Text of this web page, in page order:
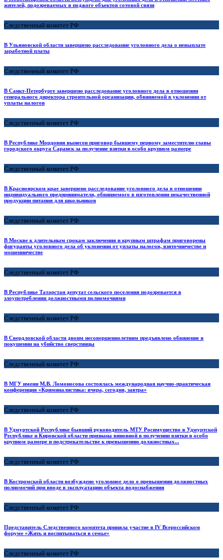
жителей, подозреваемых в поджоге объектов сотовой связи
Следственный комитет РФ
В Ульяновской области завершено расследование уголовного дела о невыплате
заработной платы
Следственный комитет РФ
В Санкт-Петербурге завершено расследование уголовного дела в отношении
генерального директора строительной организации, обвиняемой в уклонении от
уплаты налогов
Следственный комитет РФ
В Республике Мордовия вынесен приговор бывшему первому заместителю главы
городского округа Саранск за получение взятки в особо крупном размере
Следственный комитет РФ
В Красноярском крае завершено расследование уголовного дела в отношении
индивидуального предпринимателя, обвиняемого в изготовлении некачественной
продукции питания для школьников
Следственный комитет РФ
В Москве к длительным срокам заключения и крупным штрафам приговорены
фигуранты уголовного дела об уклонении от уплаты налогов, взяточничестве и
мошенничестве
Следственный комитет РФ
В Республике Татарстан депутат сельского поселения подозревается в
злоупотреблении должностными полномочиями
Следственный комитет РФ
В Свердловской области двоим несовершеннолетним предъявлено обвинение в
покушении на убийство сверстницы
Следственный комитет РФ
В МГУ имени М.В. Ломоносова состоялась международная научно-практическая
конференция «Криминалистика: вчера, сегодня, завтра»
Следственный комитет РФ
В Удмуртской Республике бывший руководитель МТУ Росимущество в Удмуртской
Республике и Кировской области признана виновной в получении взятки в особо
крупном размере и подстрекательстве к превышению должностных...
Следственный комитет РФ
В Костромской области возбуждено уголовное дело о превышении должностных
полномочий при вводе в эксплуатацию объекта водоснабжения
Следственный комитет РФ
Представитель Следственного комитета приняла участие в IV Всероссийском
форуме «Жить и воспитываться в семье»
Следственный комитет РФ